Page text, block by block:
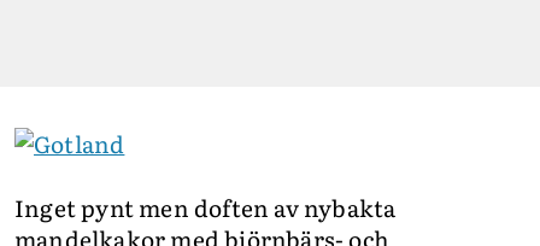
Inget pynt men doften av nybakta
mandelkakor med björnbärs- och